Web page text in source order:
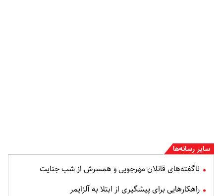
سایر رسانه‌ها
ناگفته‌های قاتلان مهرجویی و همسرش از شب جنایت
راهکارهایی برای پیشگیری از ابتلا به آلزایمر